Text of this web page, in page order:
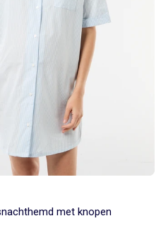
met knopen